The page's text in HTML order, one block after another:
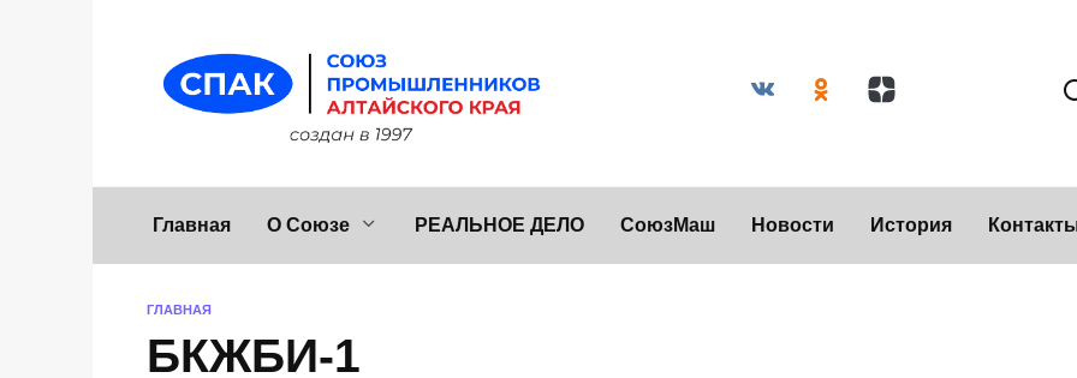
Главная О Союзе РЕАЛЬНОЕ ДЕЛО СоюзМаш Новости История
ГЛАВНАЯ
БКЖБИ-1